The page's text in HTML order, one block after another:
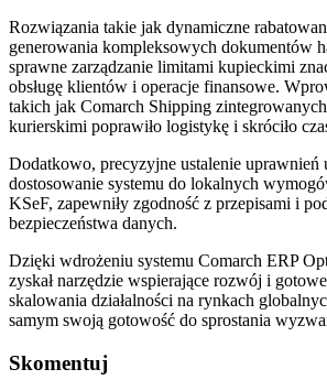
Rozwiązania takie jak dynamiczne
generowania kompleksowych dokumentów
sprawne zarządzanie limitami kupieckimi
obsługę klientów i operacje finansowe.
takich jak Comarch Shipping
kurierskimi poprawiło logistykę i skróciło
Dodatkowo, precyzyjne ustalenie
dostosowanie systemu do lokalnych
KSeF, zapewniły zgodność z przepisami i
bezpieczeństwa danych.
Dzięki wdrożeniu systemu Comarch ERP
zyskał narzędzie wspierające rozwój i
skalowania działalności na rynkach
samym swoją gotowość do sprostania
Skomentuj